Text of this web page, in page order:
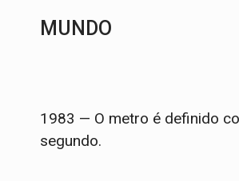
MUNDO
1983 — O metro é definido
segundo.